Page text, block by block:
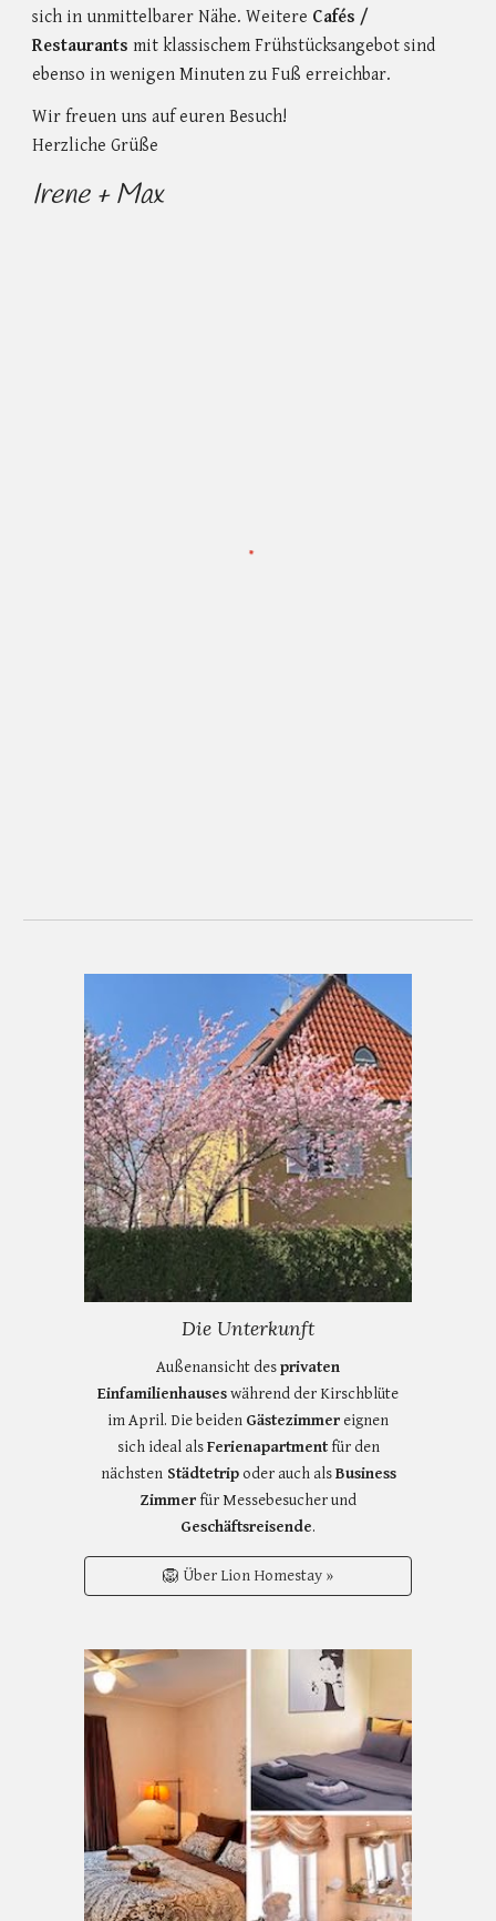
sich in unmittelbarer Nähe. Weitere Cafés /
Restaurants mit klassischem Frühstücksangebot sind
ebenso in wenigen Minuten zu Fuß erreichbar.
Wir freuen uns auf euren Besuch!
Herzliche Grüße
Irene + Max
Die Unterkunft
Außenansicht desprivaten
Einfamilienhauseswährend der Kirschblüte
im April. Die beiden Gästezimmer eignen
sich ideal alsFerienapartmentfür den
nächstenStädtetripoder auch alsBusiness
Zimmerfür Messebesucher und
Geschäftsreisende.
🦁 Über Lion Homestay »